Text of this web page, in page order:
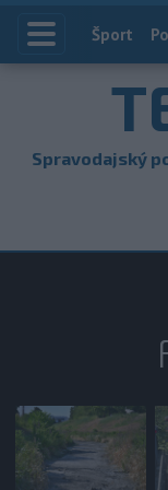
Index
Šport
Spravodajský